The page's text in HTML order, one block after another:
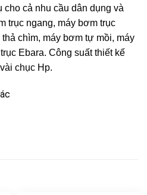
cho cả nhu cầu dân dụng và
trục ngang, máy bơm trục
chìm, máy bơm tự mồi, máy
Ebara. Công suất thiết kế
chục Hp.